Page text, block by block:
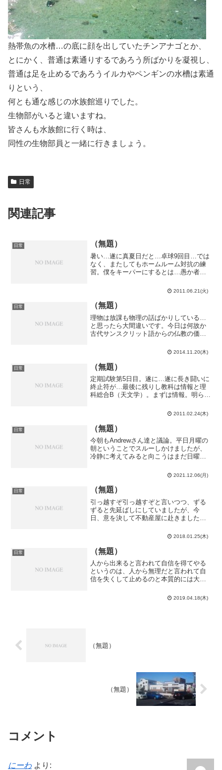
熱帯魚の水槽…の底に顔を出していたチンアナゴとか、
とにかく、普通は素通りするであろう所ばかりを凝視し、
普通は足を止めるであろうイルカやペンギンの水槽は素通
りという、
何とも通な感じの水族館巡りでした。
生物部がいると違いますね。
皆さんも水族館に行く時は、
同性の生物部員と一緒に行きましょう。
日常
関連記事
日常 （無題）
暑い…遂に真夏日だと…卓球9回目…では
なく、またしてもホームルーム対抗の練
習。僕をキーパーにするとは…愚か者
しまったとも知らずに…！勿論、上の文
か、本気で僕をキーパーにす...
2011.06.21(火)
日常 （無題）
理物は放課も物理の話ばかりしている…
と思ったら大間違いです。今日は何故か
古代サンスクリット語からの仏教の価値
物の興味対象は計り知れない。雑談で盛
り上がる為に必須と言っても過言では無
いので理物に進学するなら...
2014.11.20(木)
日常 （無題）
定期試験第5日目。遂に…遂に長き闘いに
終止符が…最後に残りし教科は情報と理
科総合B（天文学）。まずは情報。明らか
た。まぁ、情報で留年してもらっても困
るだろうしな…そして、最終教科理科総
合B。問．2.6と-...
2011.02.24(木)
日常 （無題）
今朝もAndrewさん達と議論。平日月曜の
朝ということでスルーしかけましたが、
冷静に考えてみると向こうはまだ日曜日
方（日本の土曜朝）は議論しようと持ち
掛けてこなかったし…ライス大学に滞在
していた時からそう...
2021.12.06(月)
日常 （無題）
引っ越すぞ引っ越すぞと言いつつ、ずる
ずると先延ばしにしていましたが、今
日、意を決して不動産屋に赴きました。
山へ。勿論、東京の物件なんかに興味は
ありません。探すのは千葉県北西部の物
件です。今の下宿は駅からそ...
2018.01.25(木)
日常 （無題）
人から出来ると言われて自信を得てやる
というのは、人から無理だと言われて自
信を失くして止めるのと本質的には大し
や、対偶じゃなくて裏だから本質的に違
う命題である可能性はあるか。そんな良
2019.04.18(木)
（無題）
（無題）
コメント
にーわ より: